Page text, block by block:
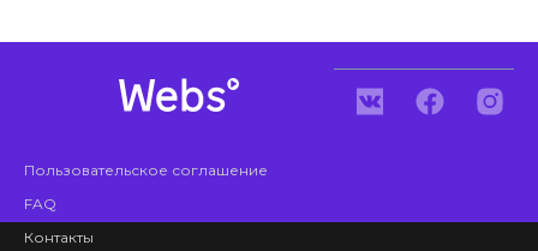
Пользовательское соглашение
FAQ
Контакты